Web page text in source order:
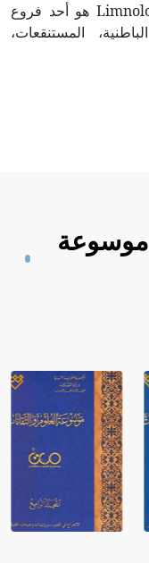
الذي يدرس البحيرات علم البحيرات Limnology هو أحد فروع
المستنقعات،
موسوعة